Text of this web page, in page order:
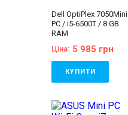
Кількість ядер
процесора: 4
Оперативна пам'ять:
4 GB (DDR4)
Відеокарта:
Інтегрована
Об'єм накопичувача:
320 GB HDD
Клас:
Комплектація:
Dell OptiPlex 7050Mini
PC / i5-6500T / 8 GB
RAM
Ціна: 5 985 грн
КУПИТИ
Лінійка: Dell Optiplex